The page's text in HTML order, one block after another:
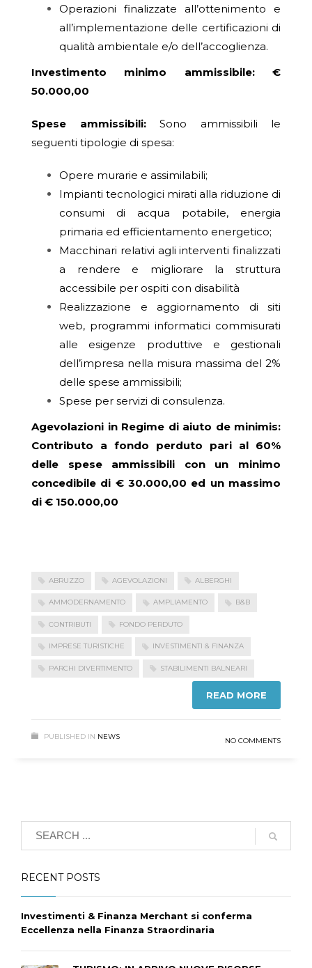
Operazioni finalizzate all’ottenimento e
all’implementazione delle certificazioni di
qualità ambientale e/o dell’accoglienza.
Investimento minimo ammissibile: €
50.000,00
Spese ammissibili:Sono ammissibili le
seguenti tipologie di spesa:
Opere murarie e assimilabili;
Impianti tecnologici mirati alla riduzione di
consumi di acqua potabile, energia
primaria ed efficientamento energetico;
Macchinari relativi agli interventi finalizzati
a rendere e migliorare la struttura
accessibile per ospiti con disabilità
Realizzazione e aggiornamento di siti
web, programmi informatici commisurati
alle esigenze produttive e gestionali
dell’impresa nella misura massima del 2%
delle spese ammissibili;
Spese per servizi di consulenza.
Agevolazioni in Regime di aiuto de minimis:
Contributo a fondo perduto pari al 60%
delle spese ammissibili con un minimo
concedibile di € 30.000,00 ed un massimo
di € 150.000,00
ABRUZZO AGEVOLAZIONI ALBERGHI
AMMODERNAMENTO AMPLIAMENTO B&B
CONTRIBUTI FONDO PERDUTO
IMPRESE TURISTICHE INVESTIMENTI & FINANZA
PARCHI DIVERTIMENTO STABILIMENTI BALNEARI
READ MORE
PUBLISHED IN NEWS NO COMMENTS
RECENT POSTS
Investimenti & Finanza Merchant si conferma
Eccellenza nella Finanza Straordinaria